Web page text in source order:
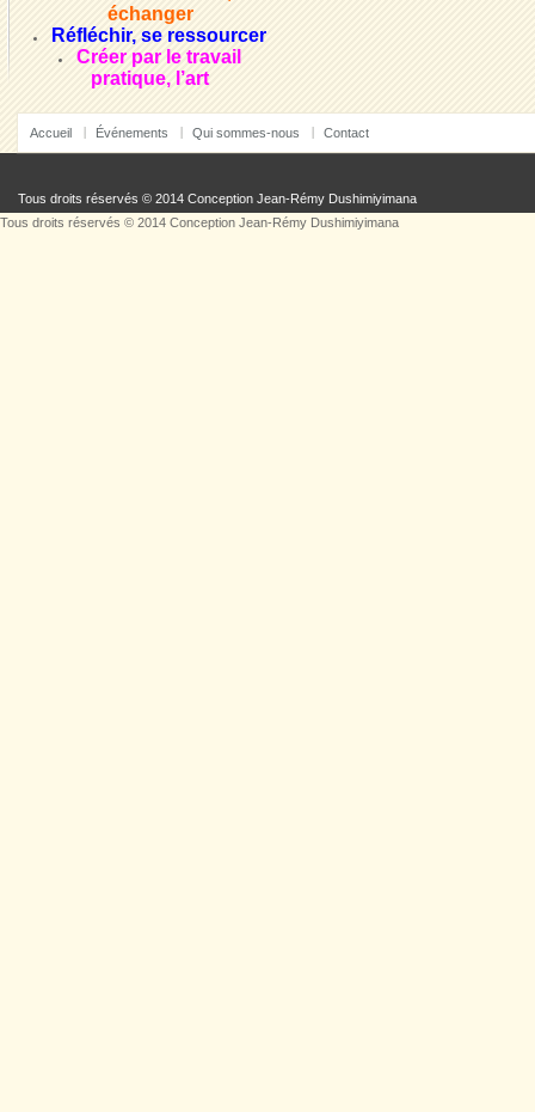
échanger
Réfléchir, se ressourcer
Créer par le travail
pratique, l’art
Accueil Événements Qui sommes-nous Contact
Tous droits réservés © 2014 Conception Jean-Rémy Dushimiyimana
Tous droits réservés © 2014 Conception Jean-Rémy Dushimiyimana